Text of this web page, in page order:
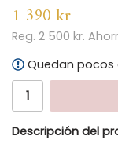
1 390 kr
Reg. 2 500 kr.
Quedan pocos
Descripción del